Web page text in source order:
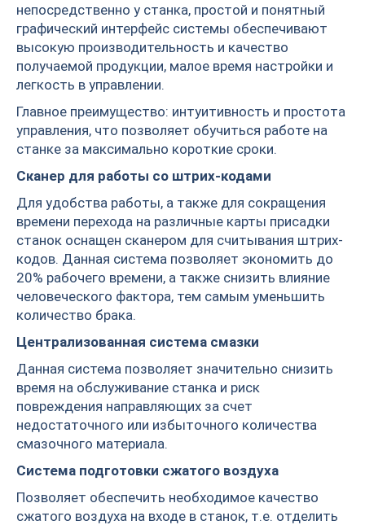
непосредственно у станка, простой и понятный
графический интерфейс системы обеспечивают
высокую производительность и качество
получаемой продукции, малое время настройки и
легкость в управлении.
Главное преимущество: интуитивность и простота
управления, что позволяет обучиться работе на
станке за максимально короткие сроки.
Сканер для работы со штрих-кодами
Для удобства работы, а также для сокращения
времени перехода на различные карты присадки
станок оснащен сканером для считывания штрих-
кодов. Данная система позволяет экономить до
20% рабочего времени, а также снизить влияние
человеческого фактора, тем самым уменьшить
количество брака.
Централизованная система смазки
Данная система позволяет значительно снизить
время на обслуживание станка и риск
повреждения направляющих за счет
недостаточного или избыточного количества
смазочного материала.
Система подготовки сжатого воздуха
Позволяет обеспечить необходимое качество
сжатого воздуха на входе в станок, т.е. отделить